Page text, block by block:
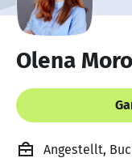
Olena
Angestellt,